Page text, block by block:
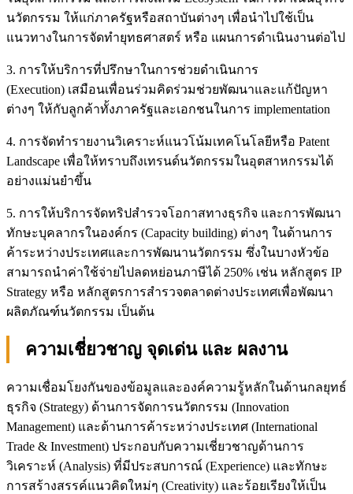
นวัตกรรม ให้แก่ภาครัฐหรือสถาบันต่างๆ เพื่อนำไปใช้เป็น
แนวทางในการจัดทำยุทธศาสตร์ หรือ แผนการดำเนินงานต่อไป
3. การให้บริการที่ปรึกษาในการช่วยดำเนินการ
(Execution) เสมือนเพื่อนร่วมคิดร่วมช่วยพัฒนาและแก้ปัญหา
ต่างๆ ให้กับลูกค้าทั้งภาครัฐและเอกชนในการ implementation
4. การจัดทำรายงานวิเคราะห์แนวโน้มเทคโนโลยีหรือ Patent
Landscape เพื่อให้ทราบถึงเทรนด์นวัตกรรมในอุตสาหกรรมได้
อย่างแม่นยำขึ้น
5. การให้บริการจัดทริปสำรวจโอกาสทางธุรกิจ และการพัฒนา
ทักษะบุคลากรในองค์กร (Capacity building) ต่างๆ ในด้านการ
ค้าระหว่างประเทศและการพัฒนานวัตกรรม ซึ่งในบางหัวข้อ
สามารถนำค่าใช้จ่ายไปลดหย่อนภาษีได้ 250% เช่น หลักสูตร IP
Strategy หรือ หลักสูตรการสำรวจตลาดต่างประเทศเพื่อพัฒนา
ผลิตภัณฑ์นวัตกรรม เป็นต้น
ความเชี่ยวชาญ จุดเด่น และ ผลงาน
ความเชื่อมโยงกันของข้อมูลและองค์ความรู้หลักในด้านกลยุทธ์
ธุรกิจ (Strategy) ด้านการจัดการนวัตกรรม (Innovation
Management) และด้านการค้าระหว่างประเทศ (International
Trade & Investment) ประกอบกับความเชี่ยวชาญด้านการ
วิเคราะห์ (Analysis) ที่มีประสบการณ์ (Experience) และทักษะ
การสร้างสรรค์แนวคิดใหม่ๆ (Creativity) และร้อยเรียงให้เป็น